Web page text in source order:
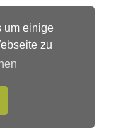
um einige
zu